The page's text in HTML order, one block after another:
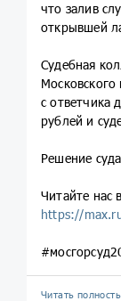
что залив
открывшей
Судебная
Московского
с ответчика
рублей и
Решение
Читайте нас
https://
Читать